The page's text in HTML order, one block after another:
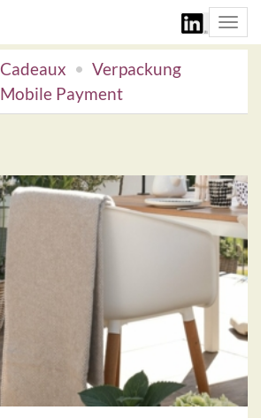
Cadeaux
Verpackung
Mobile Payment